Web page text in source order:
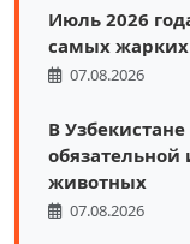
Июль 2026
самых
07.08.2026
В
животных
07.08.2026